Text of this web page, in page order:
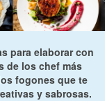
para elaborar con
de los chef más
fogones que te
y sabrosas.